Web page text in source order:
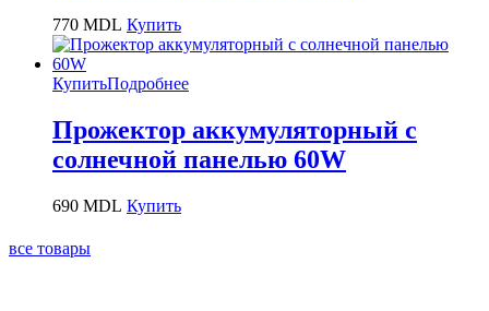
770 MDL Купить
КупитьПодробнее
Прожектор аккумуляторный с
солнечной панелью 60W
690 MDL Купить
все товары